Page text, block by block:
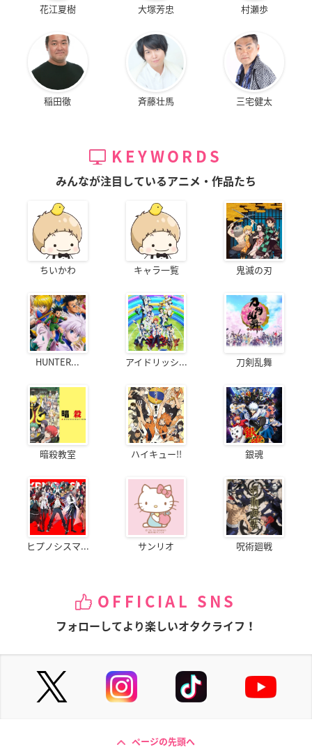
花江夏樹 大塚芳忠 村瀬歩
稲田徹 斉藤壮馬 三宅健太
KEYWORDS
みんなが注目しているアニメ・作品たち
ちいかわ キャラ一覧 鬼滅の刃
HUNTER... アイドリッシ... 刀剣乱舞
暗殺教室 ハイキュー!! 銀魂
ヒプノシスマ... サンリオ 呪術廻戦
OFFICIAL SNS
フォローしてより楽しいオタクライフ！
ページの先頭へ